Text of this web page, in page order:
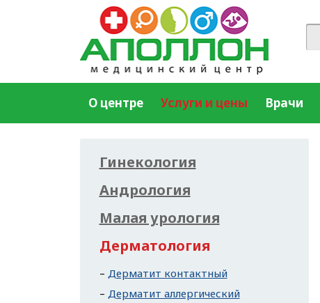
О центре Услуги и цены Врачи
Гинекология
Андрология
Малая урология
Дерматология
Дерматит контактный
Дерматит аллергический